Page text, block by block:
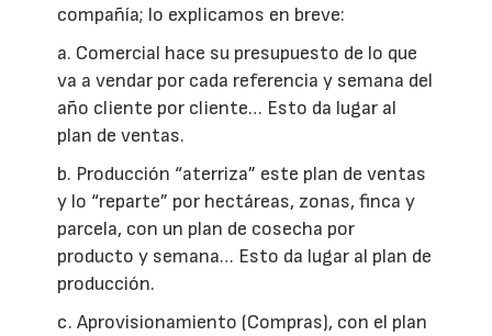
compañía; lo explicamos en breve:
a. Comercial hace su presupuesto de lo que
va a vendar por cada referencia y semana del
año cliente por cliente… Esto da lugar al
plan de ventas.
b. Producción “aterriza” este plan de ventas
y lo “reparte” por hectáreas, zonas, finca y
parcela, con un plan de cosecha por
producto y semana… Esto da lugar al plan de
producción.
c. Aprovisionamiento (Compras), con el plan